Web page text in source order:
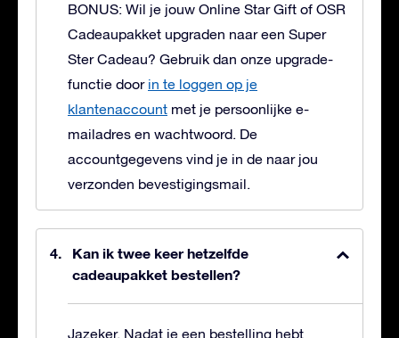
BONUS: Wil je jouw Online Star Gift of OSR
Cadeaupakket upgraden naar een Super
Ster Cadeau? Gebruik dan onze upgrade-
functie door in te loggen op je
klantenaccount met je persoonlijke e-
mailadres en wachtwoord. De
accountgegevens vind je in de naar jou
verzonden bevestigingsmail.
Kan ik twee keer hetzelfde
cadeaupakket bestellen?
Jazeker. Nadat je een bestelling hebt